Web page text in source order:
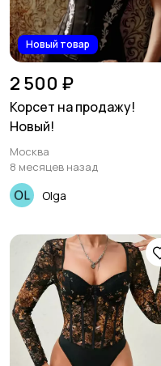
Новый товар
2 500 ₽
Корсет на продажу!
Новый!
Москва
8 месяцев назад
Olga